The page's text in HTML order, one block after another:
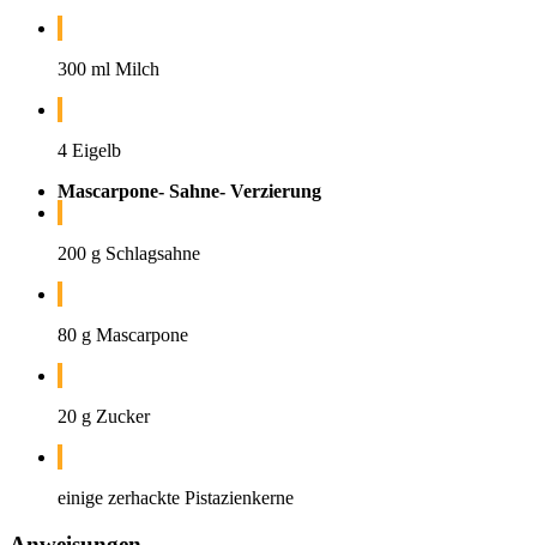
300 ml Milch
4 Eigelb
Mascarpone- Sahne- Verzierung
200 g Schlagsahne
80 g Mascarpone
20 g Zucker
einige zerhackte Pistazienkerne